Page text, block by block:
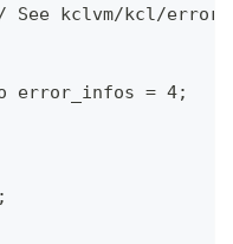
See kclvm/kcl/
error_infos = 4;